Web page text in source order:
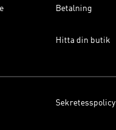
Betalning
Hitta din butik
Sekretesspolicy